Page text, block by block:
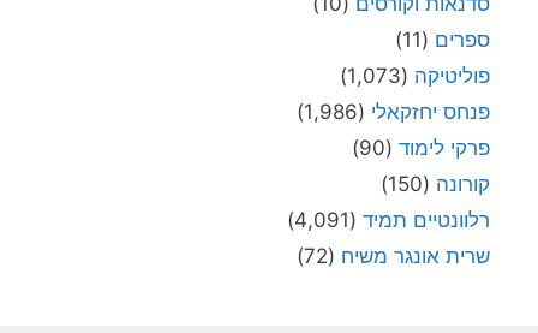
ספרים (11)
פוליטיקה (1,073)
פנחס יחזקאלי (1,986)
פרקי לימוד (90)
קורונה (150)
רלוונטיים תמיד (4,091)
שרית אונגר משיח (72)